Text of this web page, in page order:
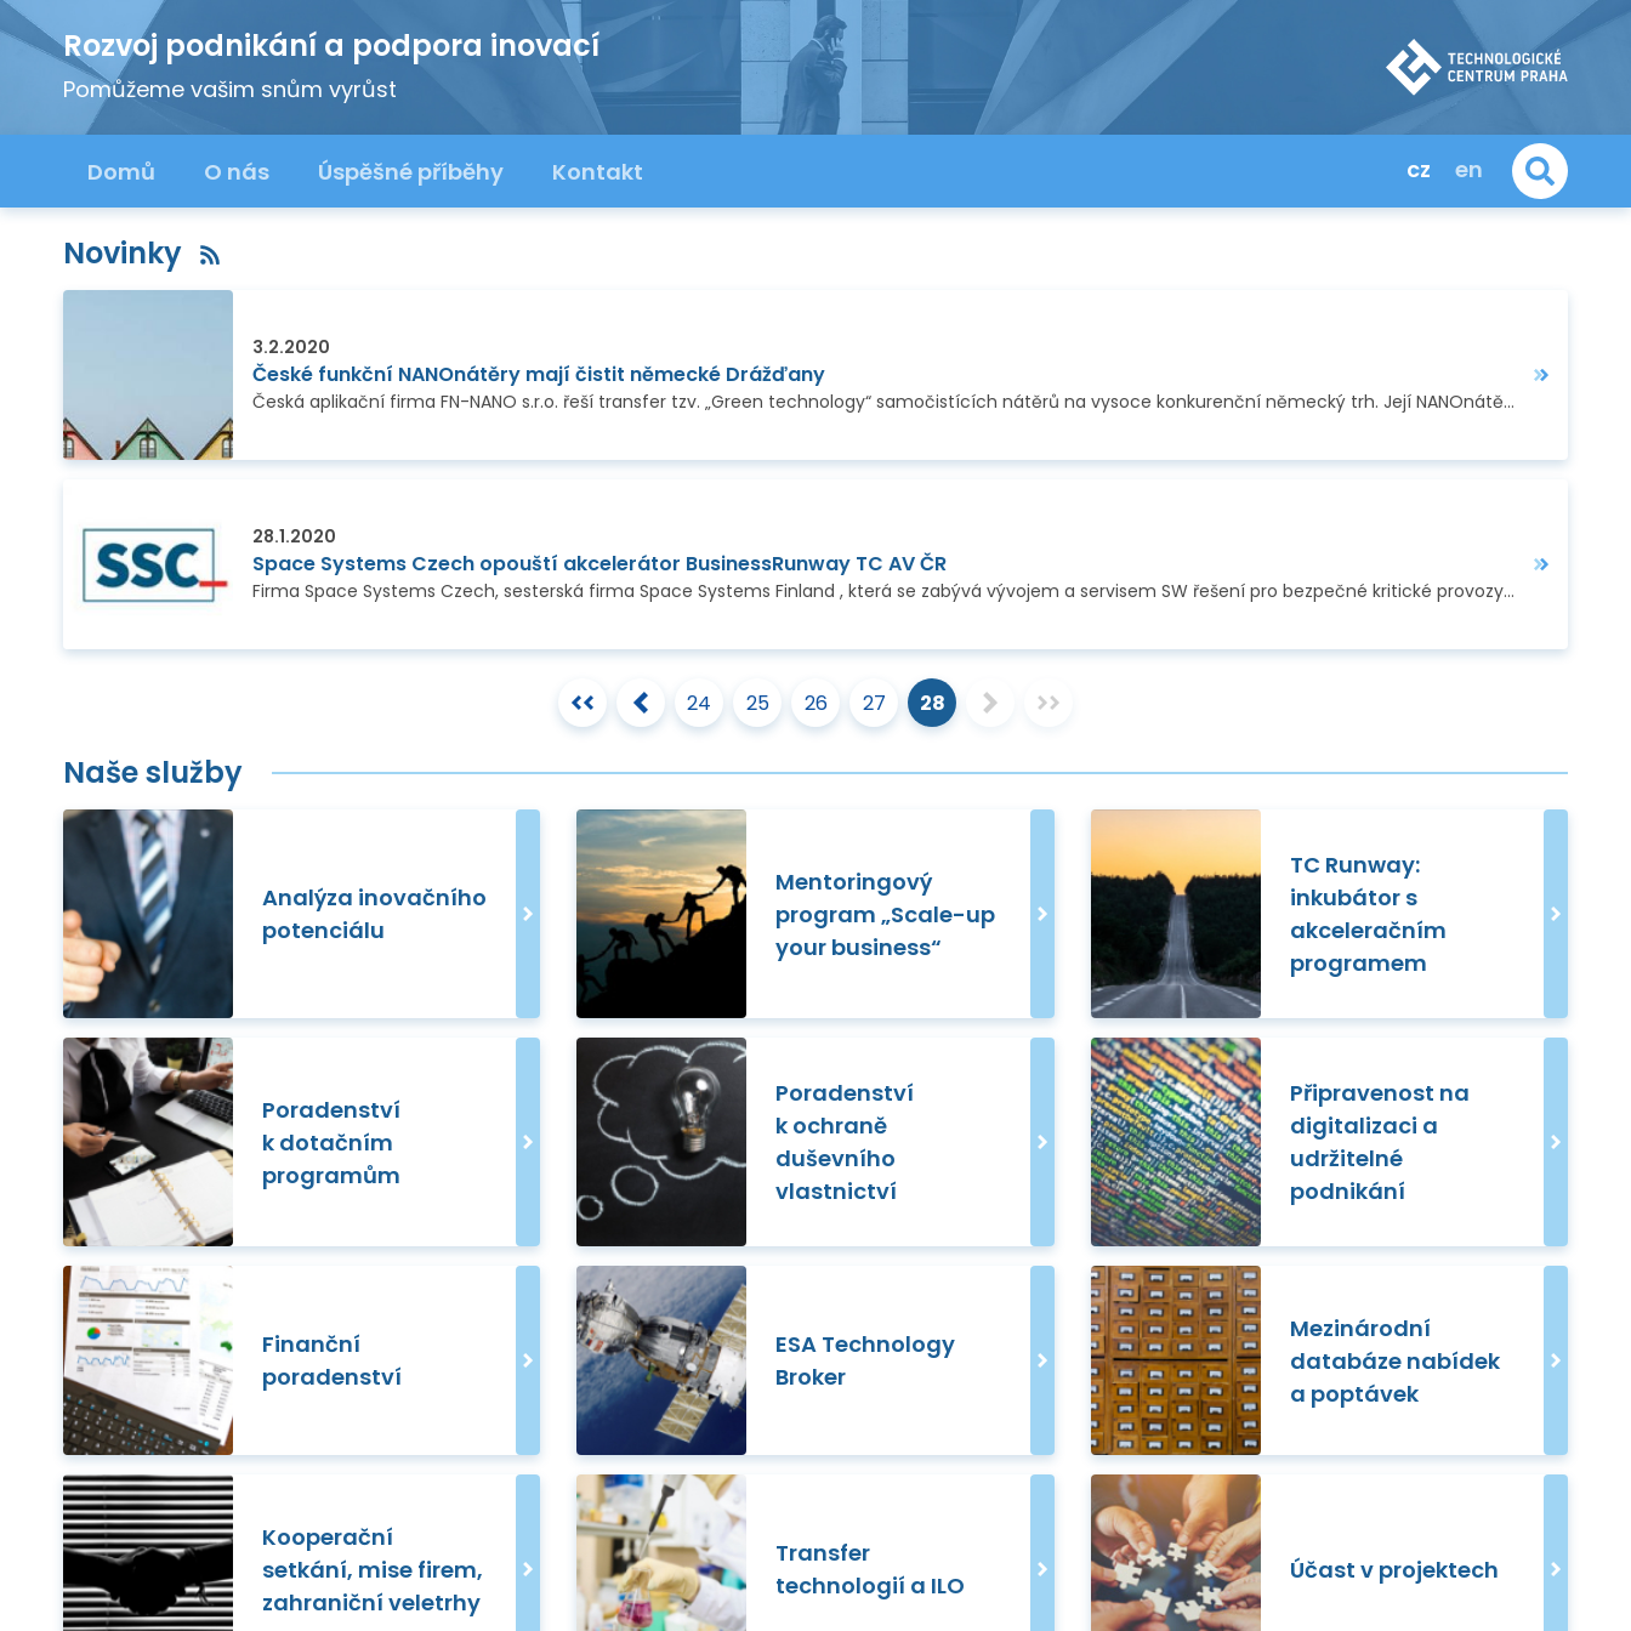
Rozvoj podnikání a podpora inovací
Pomůžeme vašim snům vyrůst
Domů O nás Úspěšné příběhy Kontakt cz en
Novinky
3.2.2020
České funkční NANOnátěry mají čistit německé Drážďany
Česká aplikační firma FN-NANO s.r.o. řeší transfer tzv. „Green technology“ samočistících nátěrů na vysoce konkurenční německý trh. Její NANOnátěry zaujaly pro…
28.1.2020
Space Systems Czech opouští akcelerátor BusinessRunway TC AV ČR
Firma Space Systems Czech, sesterská firma Space Systems Finland , která se zabývá vývojem a servisem SW řešení pro bezpečné kritické provozy v řadě…
24 25 26 27 28
Naše služby
Analýza inovačního
potenciálu
Mentoringový
program „Scale-up
your business“
TC Runway:
inkubátor s
akceleračním
programem
Poradenství
k dotačním
programům
Poradenství
k ochraně
duševního
vlastnictví
Připravenost na
digitalizaci a
udržitelné
podnikání
Finanční
poradenství
ESA Technology
Broker
Mezinárodní
databáze nabídek
a poptávek
Kooperační
setkání, mise firem,
zahraniční veletrhy
Transfer
technologií a ILO
Účast v projektech